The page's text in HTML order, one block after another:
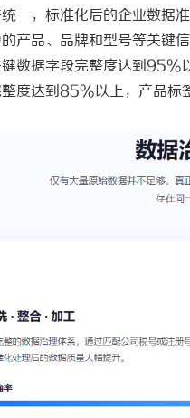
一，标准化后的企业数据
产品、品牌和型号等关键
数据字段完整度达到95%
度达到85%以上，产品标